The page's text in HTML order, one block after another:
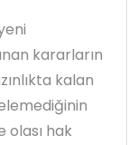
kararların
kalan
olası hak